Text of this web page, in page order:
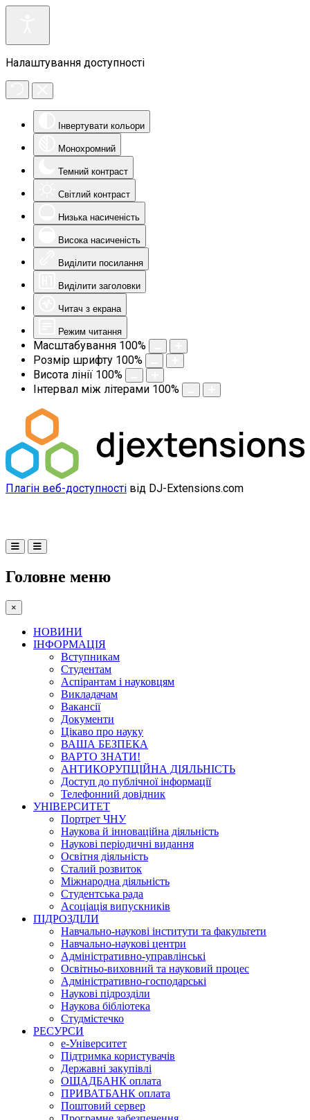
Налаштування доступності
Інвертувати кольори
Монохромний
Темний контраст
Світлий контраст
Низька насиченість
Висока насиченість
Виділити посилання
Виділити заголовки
Читач з екрана
Режим читання
Масштабування 100%
Розмір шрифту 100%
Висота лінії 100%
Інтервал між літерами 100%
Плагін веб-доступності від DJ-Extensions.com
Головне меню
×
НОВИНИ
ІНФОРМАЦІЯ
Вступникам
Студентам
Аспірантам і науковцям
Викладачам
Вакансії
Документи
Цікаво про науку
ВАША БЕЗПЕКА
ВАРТО ЗНАТИ!
АНТИКОРУПЦІЙНА ДІЯЛЬНІСТЬ
Доступ до публічної інформації
Телефонний довідник
УНІВЕРСИТЕТ
Портрет ЧНУ
Наукова й інноваційна діяльність
Наукові періодичні видання
Освітня діяльність
Сталий розвиток
Міжнародна діяльність
Студентська рада
Асоціація випускників
ПІДРОЗДІЛИ
Навчально-наукові інститути та факультети
Навчально-наукові центри
Адміністративно-управлінські
Освітньо-виховний та науковий процес
Адміністративно-господарські
Наукові підрозділи
Наукова бібліотека
Студмістечко
РЕСУРСИ
е-Університет
Підтримка користувачів
Державні закупівлі
ОЩАДБАНК оплата
ПРИВАТБАНК оплата
Поштовий сервер